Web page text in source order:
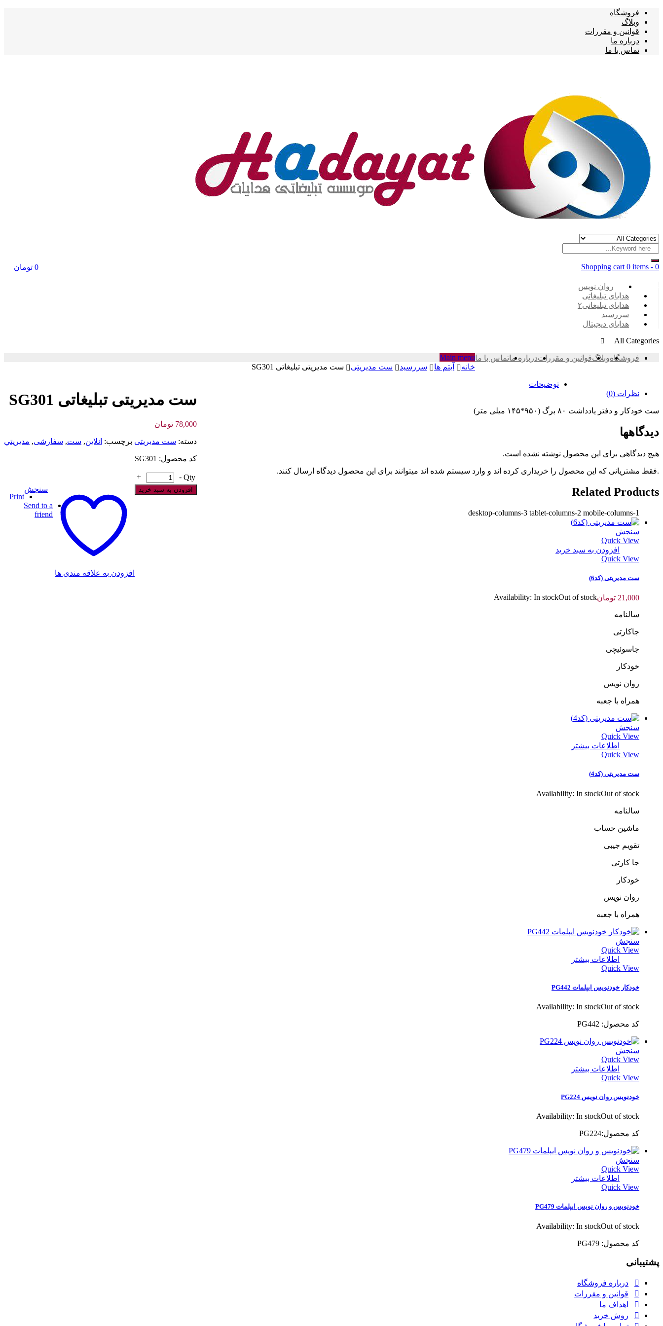
فروشگاه
وبلاگ
قوانین و مقررات
درباره ما
تماس با ما
Shopping cart 0 items -
0 تومان 0
Categories
روان نویس
هدایای تبلیغاتی
هدایای تبلیغاتی۲
سررسید
هدایای دیجیتال
All Categories
فروشگاهوبلاگقوانین و مقرراتدرباره ماتماس با ماMain menu
خانه
آیتم ها سررسید ست مدیریتی ست مدیریتی تبلیغاتی SG301
ست مدیریتی تبلیغاتی SG301
78,000 تومان
دسته: ست مدیریتی برچسب: انلاین, ست, سفارشی, مديريتي
کد محصول: SG301
Qty
-
+
افزودن به سبد خرید
افزودن به علاقه مندی ها
سنجش
Print
Send to a
friend
توضیحات
نظرات (0)
ست خودکار و دفتر یادداشت ۸۰ برگ (۹۵۰*۱۴۵ میلی متر)
دیدگاهها
هیچ دیدگاهی برای این محصول نوشته نشده است.
.فقط مشتریانی که این محصول را خریداری کرده اند و وارد سیستم شده اند میتوانند برای این محصول دیدگاه ارسال کنند.
Related Products
desktop-columns-3 tablet-columns-2 mobile-columns-1
سنجش
Quick View
افزودن به سبد خرید
Quick View
ست مدیریتی (کد6)
21,000 تومان Availability: In stockOut of stock
سالنامه
جاکارتی
جاسوئیچی
خودکار
روان نویس
همراه با جعبه
سنجش
Quick View
اطلاعات بیشتر
Quick View
ست مدیریتی (کد4)
Availability: In stockOut of stock
سالنامه
ماشین حساب
تقویم جیبی
جا کارتی
خودکار
روان نویس
همراه با جعبه
سنجش
Quick View
اطلاعات بیشتر
Quick View
خودکار خودنویس ایپلمات PG442
Availability: In stockOut of stock
کد محصول: PG442
سنجش
Quick View
اطلاعات بیشتر
Quick View
خودنویس روان نویس PG224
Availability: In stockOut of stock
کد محصول:PG224
سنجش
Quick View
اطلاعات بیشتر
Quick View
خودنویس و روان نویس ایپلمات PG479
Availability: In stockOut of stock
کد محصول: PG479
پشتیبانی
درباره فروشگاه
قوانین و مقررات
اهداف ما
روش خرید